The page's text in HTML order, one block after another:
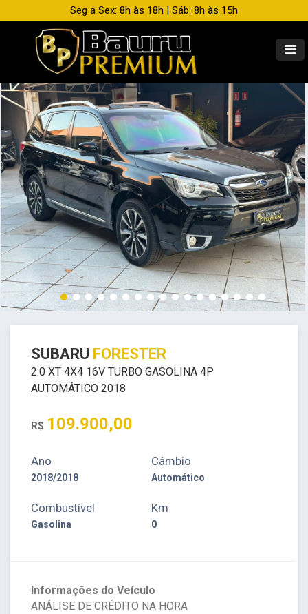
Seg a Sex: 8h às 18h | Sáb: 8h às 15h
SUBARU FORESTER
2.0 XT 4X4 16V TURBO GASOLINA 4P
AUTOMÁTICO 2018
R$ 109.900,00
Ano
2018/2018
Câmbio
Automático
Combustível
Gasolina
Km
0
Informações do Veículo
ANÁLISE DE CRÉDITO NA HORA